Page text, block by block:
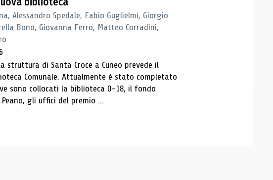
Alessandro Spedale, Fabio Guglielmi, Giorgio
Bono, Giovanna Ferro, Matteo Corradini,
di Santa Croce a Cuneo prevede il
Comunale. Attualmente è stato completato
sono collocati la biblioteca 0-18, il fondo
gli uffici del premio ...